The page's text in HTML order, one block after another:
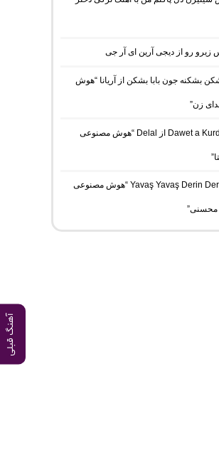
آهنگ قبلی
زیرو رو از دیجی آرین ای آر جی
بشکنه جون بابا بشکن از آریانا “هوش
زن”
دانلود آهنگ Dawet a Kurda از Delal “هوش مصنوعی
دانلود آهنگ Yavaş Yavaş Derin Derin “هوش مصنوعی
محسنی”